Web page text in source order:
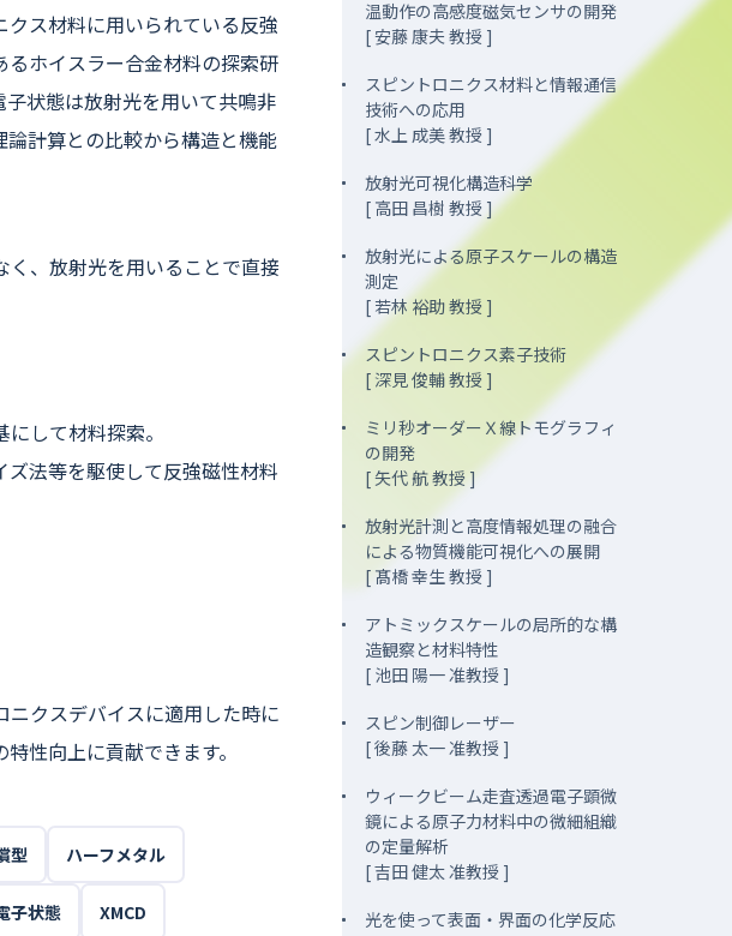
ス材料に用いられている反強
ホイスラー合金材料の探索研
状態は放射光を用いて共鳴非
計算との比較から構造と機能
、放射光を用いることで直接
して材料探索。
ズ法等を駆使して反強磁性材料
クスデバイスに適用した時に
性向上に貢献できます。
型 ハーフメタル
子状態 XMCD
温動作の高感度磁気センサの開発
[ 安藤 康夫 教授 ]
スピントロニクス材料と情報通信
技術への応用
[ 水上 成美 教授 ]
放射光可視化構造科学
[ 高田 昌樹 教授 ]
放射光による原子スケールの構造
測定
[ 若林 裕助 教授 ]
スピントロニクス素子技術
[ 深見 俊輔 教授 ]
ミリ秒オーダーＸ線トモグラフィ
の開発
[ 矢代 航 教授 ]
放射光計測と高度情報処理の融合
による物質機能可視化への展開
[ 髙橋 幸生 教授 ]
アトミックスケールの局所的な構
造観察と材料特性
[ 池田 陽一 准教授 ]
スピン制御レーザー
[ 後藤 太一 准教授 ]
ウィークビーム走査透過電子顕微
鏡による原子力材料中の微細組織
の定量解析
[ 吉田 健太 准教授 ]
光を使って表面・界面の化学反応